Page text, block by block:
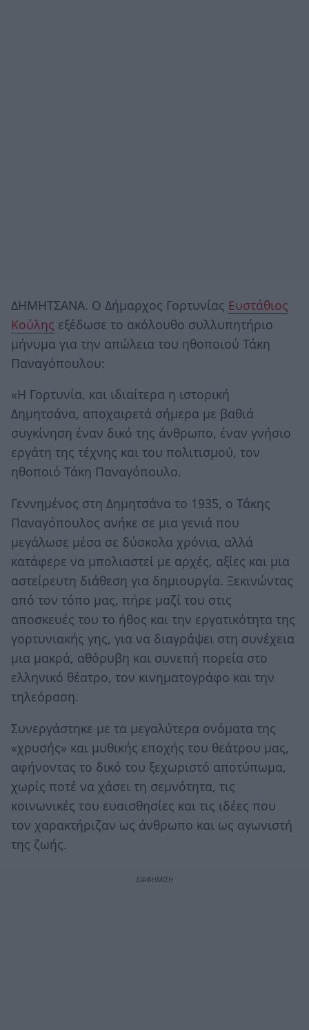
ΔΗΜΗΤΣΑΝΑ. Ο Δήμαρχος Γορτυνίας Ευστάθιος
Κούλης εξέδωσε το ακόλουθο συλλυπητήριο
μήνυμα για την απώλεια του ηθοποιού Τάκη
Παναγόπουλου:
«Η Γορτυνία, και ιδιαίτερα η ιστορική
Δημητσάνα, αποχαιρετά σήμερα με βαθιά
συγκίνηση έναν δικό της άνθρωπο, έναν γνήσιο
εργάτη της τέχνης και του πολιτισμού, τον
ηθοποιό Τάκη Παναγόπουλο.
Γεννημένος στη Δημητσάνα το 1935, ο Τάκης
Παναγόπουλος ανήκε σε μια γενιά που
μεγάλωσε μέσα σε δύσκολα χρόνια, αλλά
κατάφερε να μπολιαστεί με αρχές, αξίες και μια
αστείρευτη διάθεση για δημιουργία. Ξεκινώντας
από τον τόπο μας, πήρε μαζί του στις
αποσκευές του το ήθος και την εργατικότητα της
γορτυνιακής γης, για να διαγράψει στη συνέχεια
μια μακρά, αθόρυβη και συνεπή πορεία στο
ελληνικό θέατρο, τον κινηματογράφο και την
τηλεόραση.
Συνεργάστηκε με τα μεγαλύτερα ονόματα της
«χρυσής» και μυθικής εποχής του θεάτρου μας,
αφήνοντας το δικό του ξεχωριστό αποτύπωμα,
χωρίς ποτέ να χάσει τη σεμνότητα, τις
κοινωνικές του ευαισθησίες και τις ιδέες που
τον χαρακτήριζαν ως άνθρωπο και ως αγωνιστή
της ζωής.